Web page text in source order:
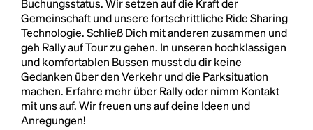
Buchungsstatus. Wir setzen auf die Kraft der
Gemeinschaft und unsere fortschrittliche Ride Sharing
Technologie. Schließ Dich mit anderen zusammen und
geh Rally auf Tour zu gehen. In unseren hochklassigen
und komfortablen Bussen musst du dir keine
Gedanken über den Verkehr und die Parksituation
machen. Erfahre mehr über Rally oder nimm Kontakt
mit uns auf. Wir freuen uns auf deine Ideen und
Anregungen!
essentially unchanged.